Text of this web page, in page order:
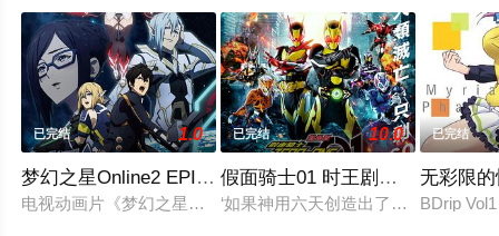
多相关信息可移步至豆瓣动漫、电视猫或剧情网等平台了
解。
已完结 1.0
梦幻之星Online2 EPISODE ORACLE
电视动画片《梦幻之星Online2 Episode Oracle》改编自游戏《梦
已完结 10.0
假面骑士01 时王剧场版
‘如果神用六天创造出了世界，我将
已完结
无彩限
BDrip